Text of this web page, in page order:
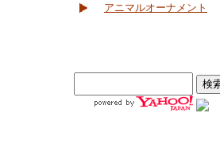
アニマルオーナメント